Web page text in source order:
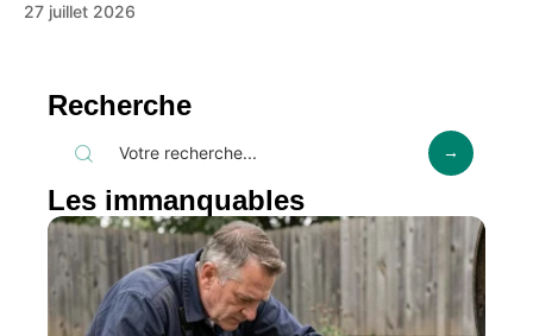
27 juillet 2026
Recherche
Les immanquables